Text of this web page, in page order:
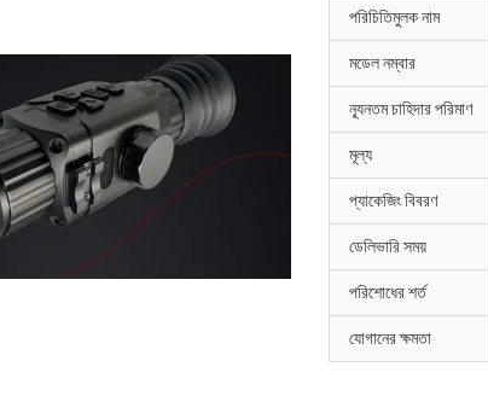
পরিচিতিমুলক নাম
মডেল নম্বার
ন্যূনতম চাহিদার পরিমাণ
মূল্য
প্যাকেজিং বিবরণ
ডেলিভারি সময়
পরিশোধের শর্ত
যোগানের ক্ষমতা